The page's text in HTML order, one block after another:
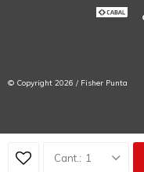
1
© Copyright 2026 / Fisher Punta